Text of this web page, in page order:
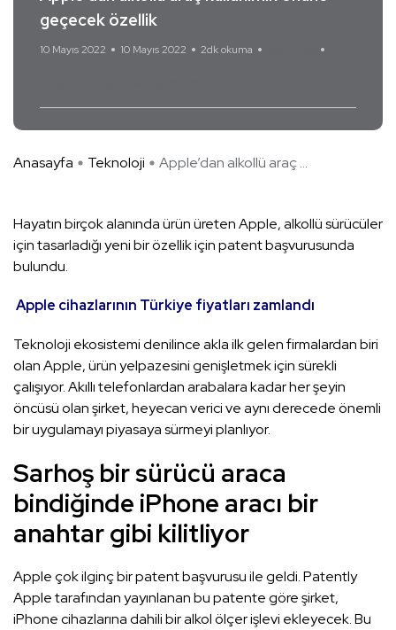
geçecek özellik
10 Mayıs 2022 10 Mayıs 2022 2dk okuma
Anasayfa Teknoloji Apple’dan alkollü araç ...
Hayatın birçok alanında ürün üreten Apple, alkollü sürücüler
için tasarladığı yeni bir özellik için patent başvurusunda
bulundu.
Apple cihazlarının Türkiye fiyatları zamlandı
Teknoloji ekosistemi denilince akla ilk gelen firmalardan biri
olan Apple, ürün yelpazesini genişletmek için sürekli
çalışıyor. Akıllı telefonlardan arabalara kadar her şeyin
öncüsü olan şirket, heyecan verici ve aynı derecede önemli
bir uygulamayı piyasaya sürmeyi planlıyor.
Sarhoş bir sürücü araca
bindiğinde iPhone aracı bir
anahtar gibi kilitliyor
Apple çok ilginç bir patent başvurusu ile geldi. Patently
Apple tarafından yayınlanan bu patente göre şirket,
iPhone cihazlarına dahili bir alkol ölçer işlevi ekleyecek. Bu